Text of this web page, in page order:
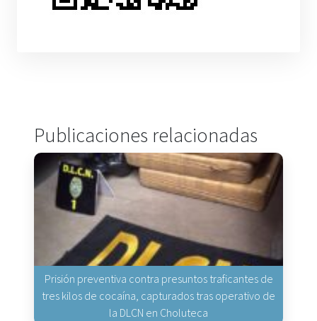
Publicaciones relacionadas
Prisión preventiva contra presuntos traficantes de
tres kilos de cocaína, capturados tras operativo de
la DLCN en Choluteca